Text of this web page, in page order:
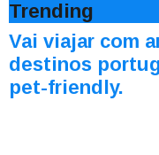
Trending
Vai viajar com
destinos
pet-friendly.